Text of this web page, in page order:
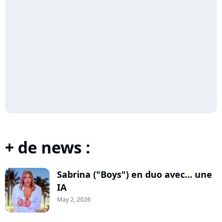
+ de news :
Sabrina ("Boys") en duo avec... une
IA
May 2, 2026